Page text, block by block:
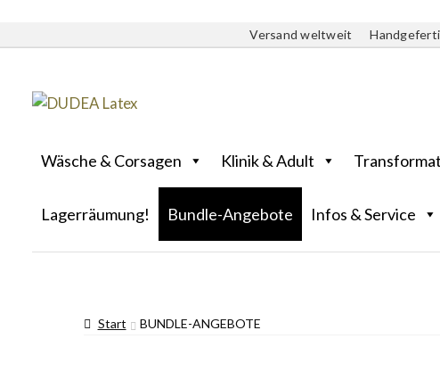
Versand weltweit
Wäsche & Corsagen Klinik & Adult
Lagerräumung! Bundle-Angebote Infos & Service
Start BUNDLE-ANGEBOTE